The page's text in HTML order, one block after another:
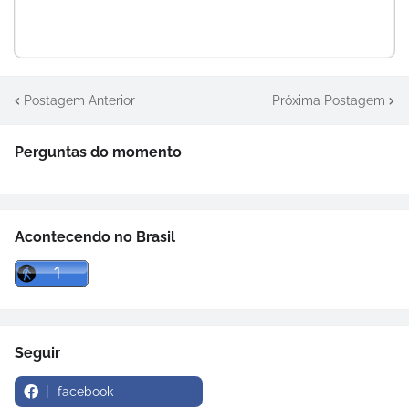
Postagem Anterior Próxima Postagem
Perguntas do momento
Acontecendo no Brasil
Seguir
facebook